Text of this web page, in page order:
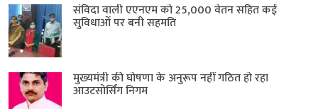
संविदा वाली एएनएम को 25,000 वेतन सहित कई
सुविधाओं पर बनी सहमति
मुख्यमंत्री की घोषणा के अनुरूप नहीं गठित हो रहा
आउटसोर्सिंग निगम